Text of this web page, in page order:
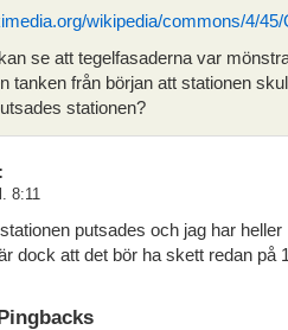
wikipedia/commons/4/
se att tegelfasaderna var
tanken från början att stationen
stationen?
8:11
putsades och jag har
dock att det bör ha skett redan på